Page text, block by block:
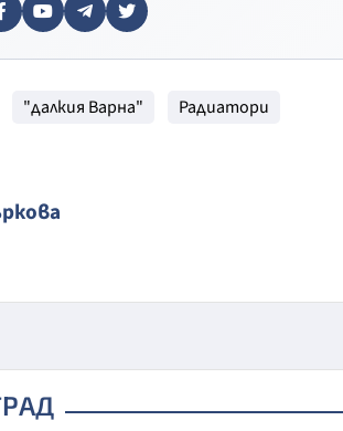
"далкия Варна" Радиатори